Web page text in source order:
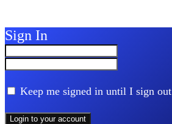
Sign In
Keep me signed in until I sign out